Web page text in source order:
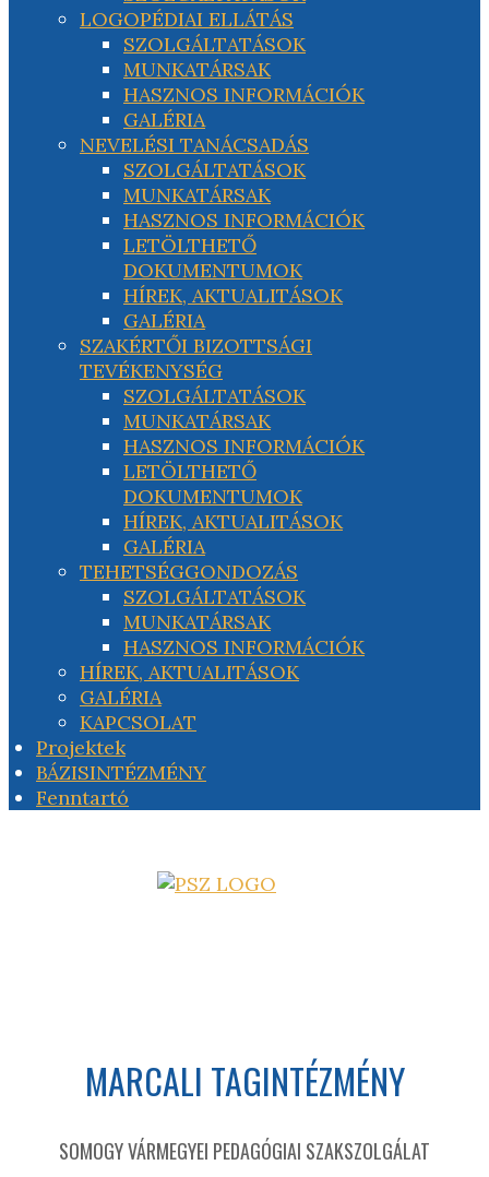
LOGOPÉDIAI ELLÁTÁS
SZOLGÁLTATÁSOK
MUNKATÁRSAK
HASZNOS INFORMÁCIÓK
GALÉRIA
NEVELÉSI TANÁCSADÁS
SZOLGÁLTATÁSOK
MUNKATÁRSAK
HASZNOS INFORMÁCIÓK
LETÖLTHETŐ
DOKUMENTUMOK
HÍREK, AKTUALITÁSOK
GALÉRIA
SZAKÉRTŐI BIZOTTSÁGI
TEVÉKENYSÉG
SZOLGÁLTATÁSOK
MUNKATÁRSAK
HASZNOS INFORMÁCIÓK
LETÖLTHETŐ
DOKUMENTUMOK
HÍREK, AKTUALITÁSOK
GALÉRIA
TEHETSÉGGONDOZÁS
SZOLGÁLTATÁSOK
MUNKATÁRSAK
HASZNOS INFORMÁCIÓK
HÍREK, AKTUALITÁSOK
GALÉRIA
KAPCSOLAT
Projektek
BÁZISINTÉZMÉNY
Fenntartó
MARCALI TAGINTÉZMÉNY
SOMOGY VÁRMEGYEI PEDAGÓGIAI SZAKSZOLGÁLAT